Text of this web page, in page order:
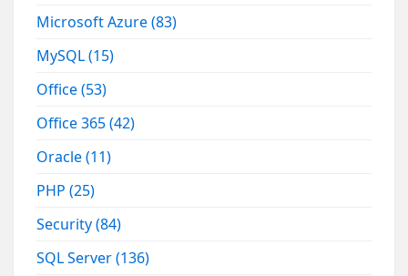
Microsoft Azure(83)
MySQL(15)
Office(53)
Office 365(42)
Oracle(11)
PHP(25)
Security(84)
SQL Server(136)